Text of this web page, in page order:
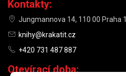
Kontakty:
Jungmannova 14, 110 00 Praha 1
knihy@krakatit.cz
+420 731 487 887
Otevírací doba: